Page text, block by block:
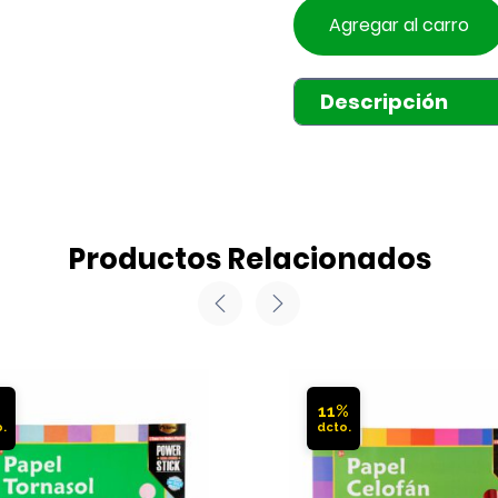
Agregar al carro
Descripción
Productos Relacionados
11%